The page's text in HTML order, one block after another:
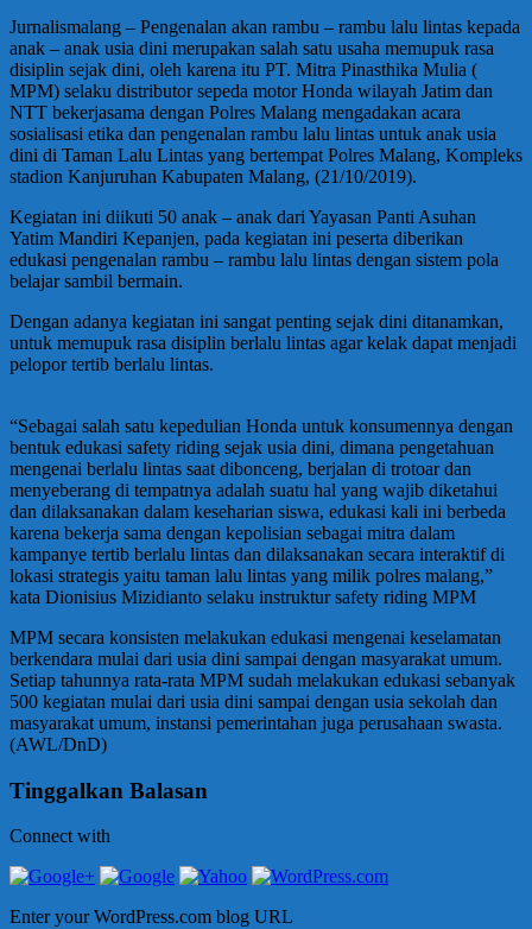
Jurnalismalang – Pengenalan akan rambu – rambu lalu lintas kepada
anak – anak usia dini merupakan salah satu usaha memupuk rasa
disiplin sejak dini, oleh karena itu PT. Mitra Pinasthika Mulia (
MPM) selaku distributor sepeda motor Honda wilayah Jatim dan
NTT bekerjasama dengan Polres Malang mengadakan acara
sosialisasi etika dan pengenalan rambu lalu lintas untuk anak usia
dini di Taman Lalu Lintas yang bertempat Polres Malang, Kompleks
stadion Kanjuruhan Kabupaten Malang, (21/10/2019).
Kegiatan ini diikuti 50 anak – anak dari Yayasan Panti Asuhan
Yatim Mandiri Kepanjen, pada kegiatan ini peserta diberikan
edukasi pengenalan rambu – rambu lalu lintas dengan sistem pola
belajar sambil bermain.
Dengan adanya kegiatan ini sangat penting sejak dini ditanamkan,
untuk memupuk rasa disiplin berlalu lintas agar kelak dapat menjadi
pelopor tertib berlalu lintas.
“Sebagai salah satu kepedulian Honda untuk konsumennya dengan
bentuk edukasi safety riding sejak usia dini, dimana pengetahuan
mengenai berlalu lintas saat dibonceng, berjalan di trotoar dan
menyeberang di tempatnya adalah suatu hal yang wajib diketahui
dan dilaksanakan dalam keseharian siswa, edukasi kali ini berbeda
karena bekerja sama dengan kepolisian sebagai mitra dalam
kampanye tertib berlalu lintas dan dilaksanakan secara interaktif di
lokasi strategis yaitu taman lalu lintas yang milik polres malang,”
kata Dionisius Mizidianto selaku instruktur safety riding MPM
MPM secara konsisten melakukan edukasi mengenai keselamatan
berkendara mulai dari usia dini sampai dengan masyarakat umum.
Setiap tahunnya rata-rata MPM sudah melakukan edukasi sebanyak
500 kegiatan mulai dari usia dini sampai dengan usia sekolah dan
masyarakat umum, instansi pemerintahan juga perusahaan swasta.
(AWL/DnD)
Tinggalkan Balasan
Connect with
Enter your WordPress.com blog URL